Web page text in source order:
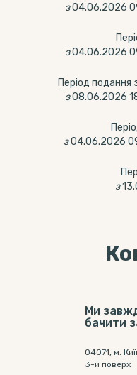
з04.06.2026
з04.06.2026
Період подання
з08.06.2026
з 04.06.2026
з
Ми
бачити
04071, м.
3-й поверх